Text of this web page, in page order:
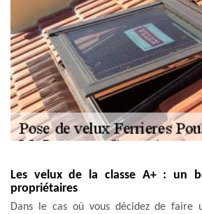
Les velux de la classe A+ : un
propriétaires
Dans le cas où vous décidez de faire